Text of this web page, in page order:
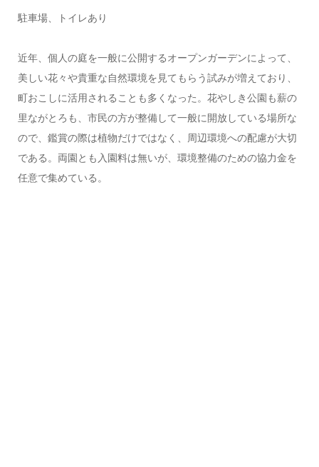
駐車場、トイレあり
近年、個人の庭を一般に公開するオープンガーデンによって、
美しい花々や貴重な自然環境を見てもらう試みが増えており、
町おこしに活用されることも多くなった。花やしき公園も薪の
里ながとろも、市民の方が整備して一般に開放している場所な
ので、鑑賞の際は植物だけではなく、周辺環境への配慮が大切
である。両園とも入園料は無いが、環境整備のための協力金を
任意で集めている。